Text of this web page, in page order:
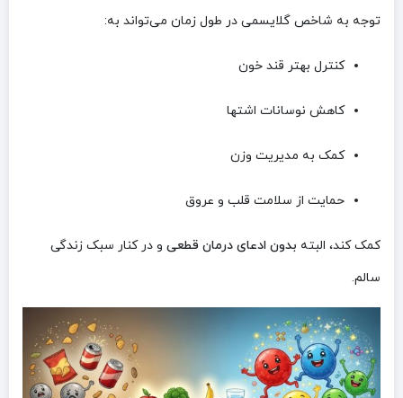
توجه به شاخص گلایسمی در طول زمان می‌تواند به:
کنترل بهتر قند خون
کاهش نوسانات اشتها
کمک به مدیریت وزن
حمایت از سلامت قلب و عروق
کمک کند، البته بدون ادعای درمان قطعی و در کنار سبک زندگی
سالم.